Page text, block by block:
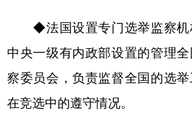
◆法国设置专门选举监察机
中央一级有内政部设置的管理
察委员会，负责监督全国的选
在竞选中的遵守情况。